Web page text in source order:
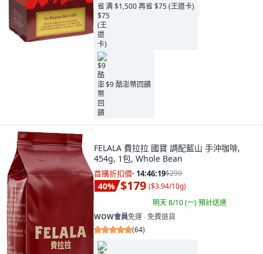
满 $1,500 再省 $75 (王道卡)
$9 酷澎幣回饋
FELALA 費拉拉 國寶 調配藍山 手沖咖啡,
454g, 1包, Whole Bean
首購折扣價· 14:46:17$299
40% $179 ($3.94/10g)
明天 8/10 (一)預計送達
WOW會員免運 ∙ 免費退貨
(64)